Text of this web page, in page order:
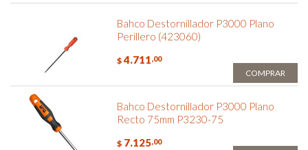
Bahco Destornillador P3000 Plano
Perillero (423060)
$ 4.711,00
COMPRAR
Bahco Destornillador P3000 Plano
Recto 75mm P3230-75
$ 7.125,00